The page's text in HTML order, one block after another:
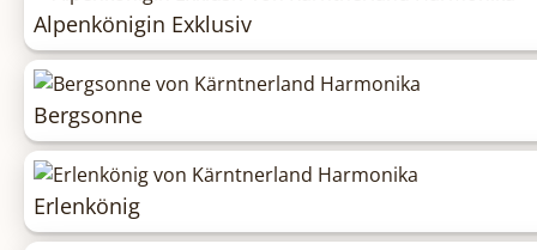
Alpenkönigin Exklusiv
Bergsonne
Erlenkönig